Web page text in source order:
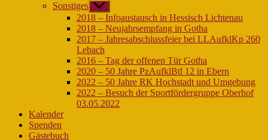
Sonstiges Untermenü
anzeigen
2018 – Infoaustausch in Hessisch Lichtenau
2018 – Neujahrsempfang in Gotha
2017 – Jahresabschlussfeier bei LLAufklKp 260
Lebach
2016 – Tag der offenen Tür Gotha
2020 – 50 Jahre PzAufklBtl 12 in Ebern
2022 – 50 Jahre RK Hochstadt und Umgebung
2022 – Besuch der Sportfördergruppe Oberhof
03.05.2022
Kalender
Spenden
Gästebuch